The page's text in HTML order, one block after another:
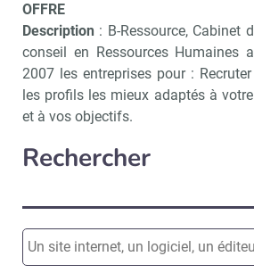
OFFRE
Description : B-Ressource, Cabinet
conseil en Ressources Humaines
2007 les entreprises pour :
les profils les mieux adaptés à votre
et à vos objectifs.
Rechercher